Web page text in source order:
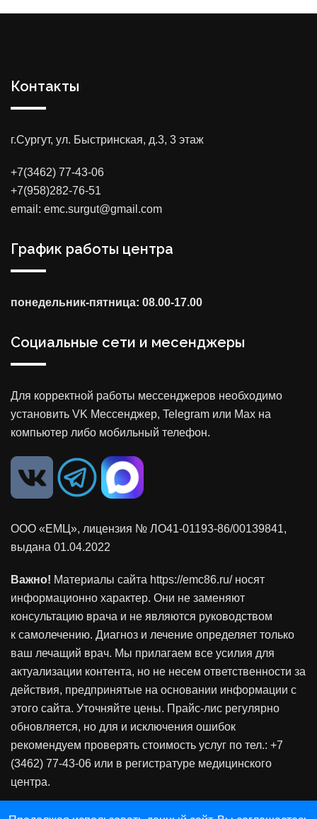
Контакты
г.Сургут, ул. Быстринская, д.3, 3 этаж
+7(3462) 77-43-06
+7(958)282-76-51
email: emc.surgut@gmail.com
График работы центра
понедельник-пятница: 08.00-17.00
Социальные сети и месенджеры
Для корректной работы мессенджеров необходимо
установить VK Мессенджер, Telegram или Max на
компьютер либо мобильный телефон.
ООО «ЕМЦ», лицензия № ЛО41-01193-86/00139841,
выдана 01.04.2022
Важно! Материалы сайта https://emc86.ru/ носят
информационно характер. Они не заменяют
консультацию врача и не являются руководством
к самолечению. Диагноз и лечение определяет только
ваш лечащий врач. Мы прилагаем все усилия для
актуализации контента, но не несем ответственности за
действия, предпринятые на основании информации с
этого сайта. Уточняйте цены. Прайс-лис регулярно
обновляется, но для и исключения ошибок
рекомендуем проверять стоимость услуг по тел.: +7
(3462) 77-43-06 или в регистратуре медицинского
центра.